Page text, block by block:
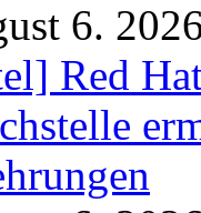
6.
Red